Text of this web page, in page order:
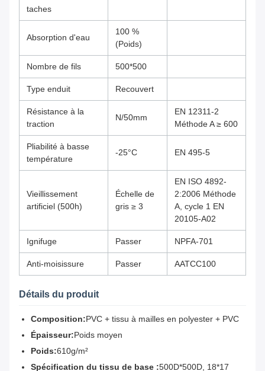
taches
Absorption d'eau
100 %
(Poids)
Nombre de fils 500*500
Type enduit Recouvert
Résistance à la
traction
N/50mm
EN 12311-2
Méthode A ≥ 600
Pliabilité à basse
température
-25°C EN 495-5
Vieillissement
artificiel (500h)
Échelle de
gris ≥ 3
EN ISO 4892-
2:2006 Méthode
A, cycle 1 EN
20105-A02
Ignifuge Passer NPFA-701
Anti-moisissure Passer AATCC100
Détails du produit
Composition:PVC + tissu à mailles en polyester + PVC
Épaisseur:Poids moyen
Poids:610g/m²
Spécification du tissu de base :500D*500D, 18*17